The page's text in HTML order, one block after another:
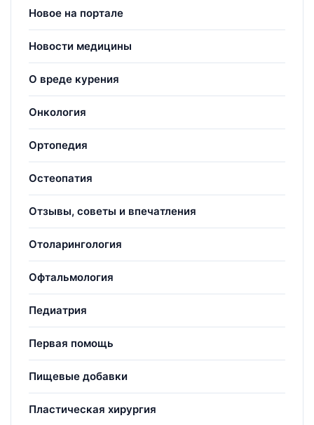
Новое на портале
Новости медицины
О вреде курения
Онкология
Ортопедия
Остеопатия
Отзывы, советы и впечатления
Отоларингология
Офтальмология
Педиатрия
Первая помощь
Пищевые добавки
Пластическая хирургия